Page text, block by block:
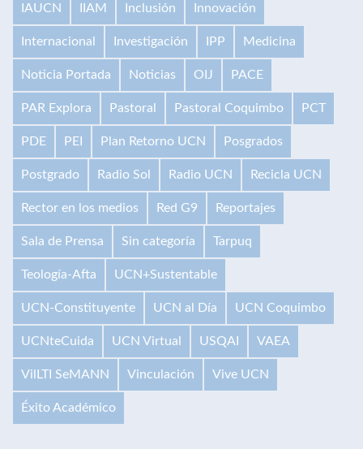
IAUCN IIAM Inclusión Innovación
Internacional Investigación IPP Medicina
Noticia Portada Noticias OIJ PACE
PAR Explora Pastoral Pastoral Coquimbo PCT
PDE PEI Plan Retorno UCN Posgrados
Postgrado Radio Sol Radio UCN Recicla UCN
Rector en los medios Red G9 Reportajes
Sala de Prensa Sin categoría Tarpuq
Teología-Afta UCN+Sustentable
UCN-Constituyente UCN al Día UCN Coquimbo
UCNteCuida UCN Virtual USQAI VAEA
VilLTI SeMANN Vinculación Vive UCN
Éxito Académico